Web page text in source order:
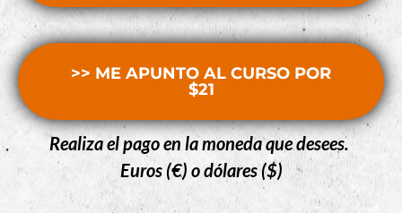
>> ME APUNTO AL CURSO POR
$21
Realiza el pago en la moneda que desees.
Euros (€) o dólares ($)